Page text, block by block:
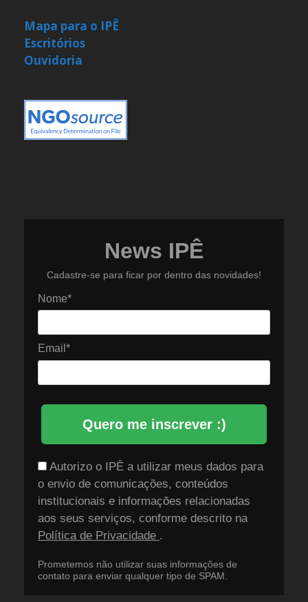
Mapa para o IPÊ
Escritórios
Ouvidoria
News IPÊ
Cadastre-se para ficar por dentro das novidades!
Nome*
Email*
Quero me inscrever :)
Autorizo o IPÊ a utilizar meus dados para
o envio de comunicações, conteúdos
institucionais e informações relacionadas
aos seus serviços, conforme descrito na
Política de Privacidade .
Prometemos não utilizar suas informações de
contato para enviar qualquer tipo de SPAM.